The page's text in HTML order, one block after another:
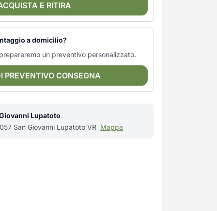
E RITIRA
a domicilio?
un preventivo personalizzato.
PREVENTIVO CONSEGNA
Lupatoto
San Giovanni Lupatoto VR Mappa